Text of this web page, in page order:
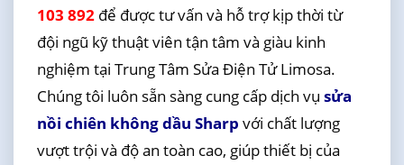
103 892để được tư vấn và hỗ trợ kịp thời từ
đội ngũ kỹ thuật viên tận tâm và giàu kinh
nghiệm tại Trung Tâm Sửa Điện Tử Limosa.
Chúng tôi luôn sẵn sàng cung cấp dịch vụ sửa
nồi chiên không dầu Sharp với chất lượng
vượt trội và độ an toàn cao, giúp thiết bị của